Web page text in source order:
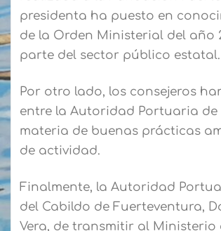
presidenta ha puesto en
de la Orden Ministerial del año
parte del sector público estatal.
Por otro lado, los consejeros
entre la Autoridad Portuaria de
materia de buenas prácticas
de actividad.
Finalmente, la Autoridad
del Cabildo de Fuerteventura,
Vera, de transmitir al